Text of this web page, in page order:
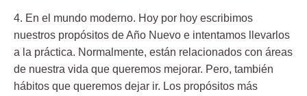
4. En el mundo moderno. Hoy por hoy escribimos
nuestros propósitos de Año Nuevo e intentamos llevarlos
a la práctica. Normalmente, están relacionados con áreas
de nuestra vida que queremos mejorar. Pero, también
hábitos que queremos dejar ir. Los propósitos más